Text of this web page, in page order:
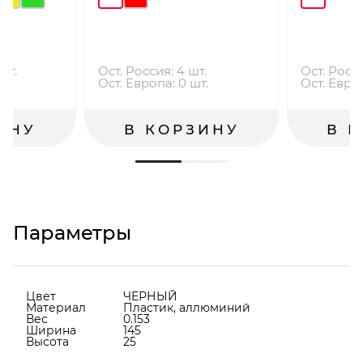
Ост. Россия: 4 шт.
Ост. Европа: 0 шт.
В КОРЗИНУ
Ост.
Ост.
В
Параметры
Цвет ЧЕРНЫЙ
Материал Пластик, аллюминий
Вес 0.153
Ширина 145
Высота 25